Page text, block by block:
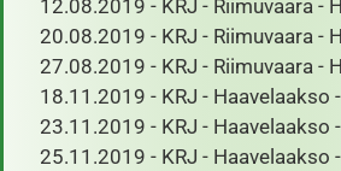
12.08.2019 - KRJ - Riimuvaara -
20.08.2019 - KRJ - Riimuvaara -
27.08.2019 - KRJ - Riimuvaara -
18.11.2019 - KRJ - Haavelaakso
23.11.2019 - KRJ - Haavelaakso
25.11.2019 - KRJ - Haavelaakso